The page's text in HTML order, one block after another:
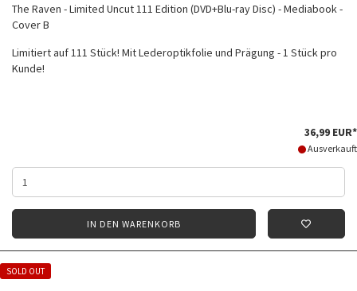
The Raven - Limited Uncut 111 Edition (DVD+Blu-ray Disc) - Mediabook -
Cover B
Limitiert auf 111 Stück! Mit Lederoptikfolie und Prägung - 1 Stück pro
Kunde!
36,99 EUR*
Ausverkauft
IN DEN WARENKORB
SOLD OUT